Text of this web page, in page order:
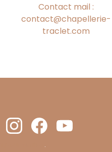
Contact mail :
contact@chapellerie-
traclet.com
.